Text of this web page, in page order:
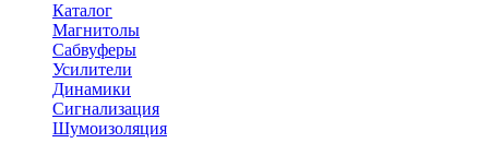
Каталог
Магнитолы
Сабвуферы
Усилители
Динамики
Сигнализация
Шумоизоляция